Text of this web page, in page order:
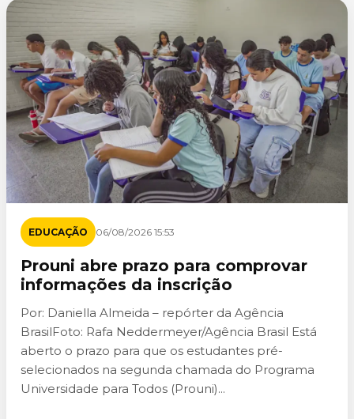
EDUCAÇÃO 06/08/2026 15:53
Prouni abre prazo para comprovar
informações da inscrição
Por: Daniella Almeida – repórter da Agência
BrasilFoto: Rafa Neddermeyer/Agência Brasil Está
aberto o prazo para que os estudantes pré-
selecionados na segunda chamada do Programa
Universidade para Todos (Prouni)...